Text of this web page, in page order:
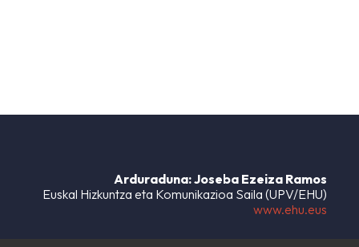
Arduraduna: Joseba Ezeiza Ramos
Euskal Hizkuntza eta Komunikazioa Saila (UPV/EHU)
www.ehu.eus